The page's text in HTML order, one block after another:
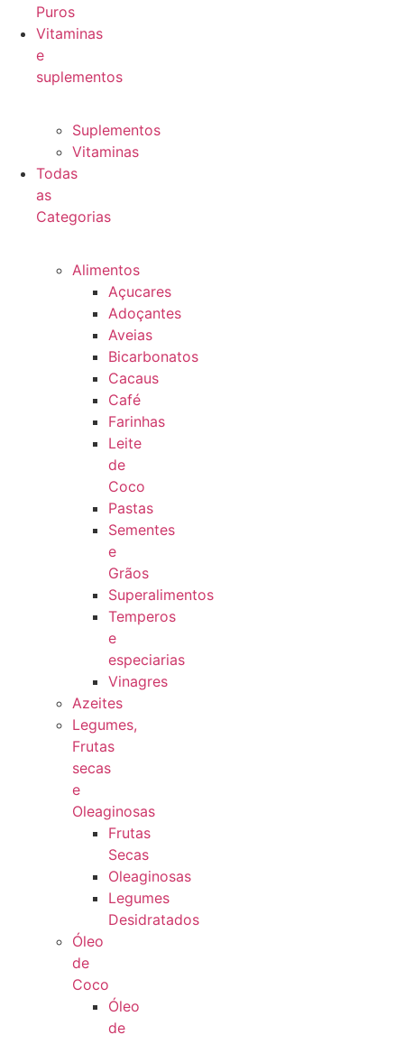
Puros
Vitaminas
e
suplementos
Suplementos
Vitaminas
Todas
as
Categorias
Alimentos
Açucares
Adoçantes
Aveias
Bicarbonatos
Cacaus
Café
Farinhas
Leite
de
Coco
Pastas
Sementes
e
Grãos
Superalimentos
Temperos
e
especiarias
Vinagres
Azeites
Legumes,
Frutas
secas
e
Oleaginosas
Frutas
Secas
Oleaginosas
Legumes
Desidratados
Óleo
de
Coco
Óleo
de